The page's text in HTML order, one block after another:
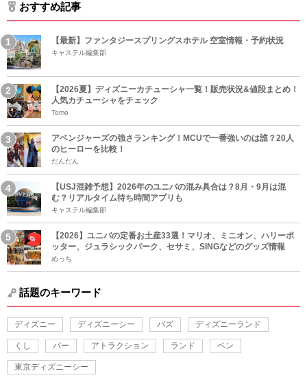
おすすめ記事
【最新】ファンタジースプリングスホテル 空室情報・予約状況
キャステル編集部
【2026夏】ディズニーカチューシャ一覧！販売状況&値段まとめ！
人気カチューシャをチェック
Tomo
アベンジャーズの強さランキング！MCUで一番強いのは誰？20人
のヒーローを比較！
だんだん
【USJ混雑予想】2026年のユニバの混み具合は？8月・9月は混
む？リアルタイム待ち時間アプリも
キャステル編集部
【2026】ユニバの定番お土産33選！マリオ、ミニオン、ハリーポ
ッター、ジュラシックパーク、セサミ、SINGなどのグッズ情報
めっち
話題のキーワード
ディズニー ディズニーシー バズ ディズニーランド
くし バー アトラクション ランド ペン
東京ディズニーシー